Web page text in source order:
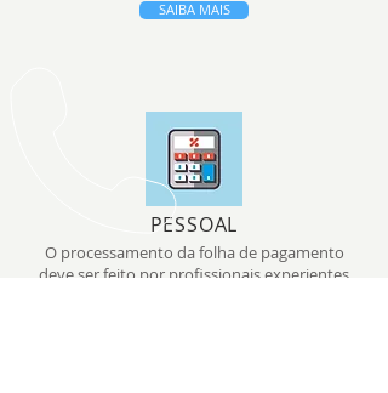
SAIBA MAIS
PESSOAL
O processamento da folha de pagamento
deve ser feito por profissionais experientes